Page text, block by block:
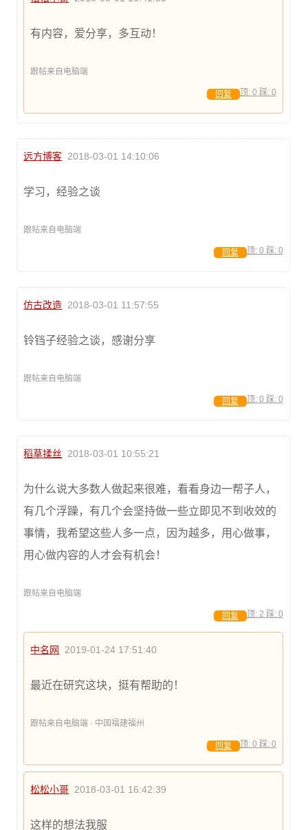
有内容，爱分享，多互动！
跟帖来自电脑端
顶: 0 踩: 0
回复
远方博客 2018-03-01 14:10:06
学习，经验之谈
跟帖来自电脑端
顶: 0 踩: 0
回复
仿古改造 2018-03-01 11:57:55
铃铛子经验之谈，感谢分享
跟帖来自电脑端
顶: 0 踩: 0
回复
稻草揉丝 2018-03-01 10:55:21
为什么说大多数人做起来很难，看看身边一帮子人，
有几个浮躁，有几个会坚持做一些立即见不到收效的
事情，我希望这些人多一点，因为越多，用心做事，
用心做内容的人才会有机会！
跟帖来自电脑端
顶: 2 踩: 0
回复
中名网 2019-01-24 17:51:40
最近在研究这块，挺有帮助的！
跟帖来自电脑端 · 中国福建福州
顶: 0 踩: 0
回复
松松小哥 2018-03-01 16:42:39
这样的想法我服